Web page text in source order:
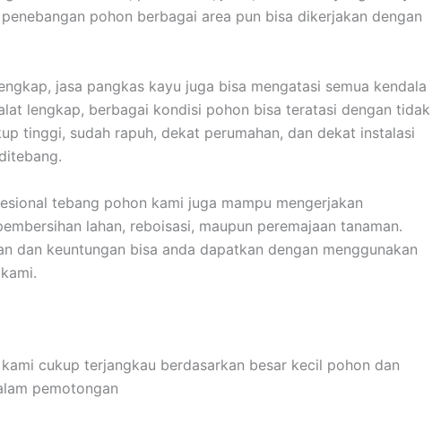
pohon berbagai area pun bisa dikerjakan dengan
jasa pangkas kayu juga bisa mengatasi semua kendala
lengkap, berbagai kondisi pohon bisa teratasi dengan tidak
tinggi, sudah rapuh, dekat perumahan, dan dekat instalasi
tebang pohon kami juga mampu mengerjakan
lahan, reboisasi, maupun peremajaan tanaman.
dan keuntungan bisa anda dapatkan dengan menggunakan
cukup terjangkau berdasarkan besar kecil pohon dan
pemotongan